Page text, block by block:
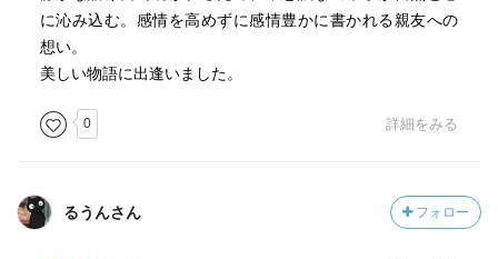
に沁み込む。感情を高めずに感情豊かに書かれる親友への
想い。
美しい物語に出逢いました。
0 詳細をみる
るうんさん フォロー